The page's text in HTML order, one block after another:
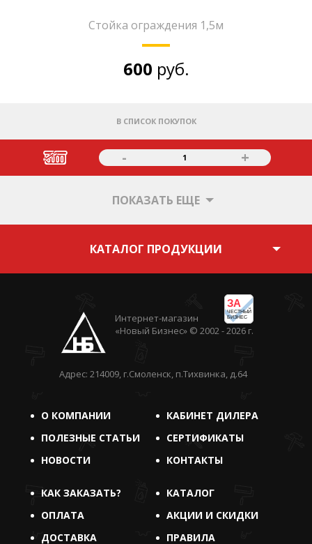
Стойка ограждения 1,5м
600 руб.
В СПИСОК ПОКУПОК
- 1 +
ПОКАЗАТЬ ЕЩЕ
КАТАЛОГ ПРОДУКЦИИ
ЗА
ЧЕСТНЫЙ
БИЗНЕС
Интернет-магазин
«Новый Бизнес» © 2002 - 2026 г.
Адрес: 214009, г.Смоленск, п.Тихвинка, д.64
О КОМПАНИИ
КАБИНЕТ ДИЛЕРА
ПОЛЕЗНЫЕ СТАТЬИ
СЕРТИФИКАТЫ
НОВОСТИ
КОНТАКТЫ
КАК ЗАКАЗАТЬ?
КАТАЛОГ
ОПЛАТА
АКЦИИ И СКИДКИ
ДОСТАВКА
ПРАВИЛА